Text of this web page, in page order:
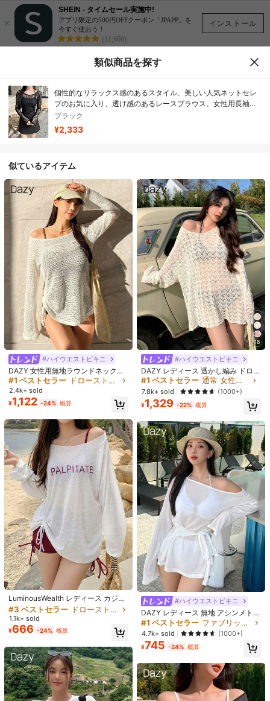
インストール
×
SHEIN - タイムセール実施中!
アプリ限定の500円OFFクーポン「JPAPP」を
今すぐ使おう！
(11,600)
¥ 2,333 -62% ¥6,221 残り2日
期間限定値下げ
個性的なリラックス感のあるスタイル、美しい人気ネットセレブ
のお気に入り、透け感のあるレースブラウス、女性用長袖夏
物2026年新作、薄手のピュアセクシー日焼け止めカバーアッ
プトップス（ストラップは含まれません）
サイズ
S L
サイズガイド
お探しのサイズがありませんか？ 教えてください
お届け先 Japan
送料無料
お届け予定日:8月13日
返品無料
安全な支払い · プライバシー保護
類似商品を探す
個性的なリラックス感のあるスタイル、美しい人気ネットセレ
ブのお気に入り、透け感のあるレースブラウス、女性用長袖夏
物2026年新作、薄手のピュアセクシー日焼け止めカバーアップ
トップス（ストラップは含まれません）
ブラック
¥2,333
似ているアイテム
#ハイウエストビキニ
DAZY 女性用無地ラウンドネック長
袖カジュアルカバーアップトップ、
バカンス、夏のビーチにも適してい
ます
#1 ベストセラー ドローストリング 女性用のカバーアップ
売り切れ間近！
#1 ベストセラー ドローストリング 女性用のカバーアップ
売り切れ間近！
#1 ベストセラー ドローストリング 女性用のカバーアップ
売り切れ間近！
#1 ベストセラー ドローストリング 女性用のカバーアップ
2.4k+ sold
¥1,122 -24% 概算
LuminousWealth レディース カジュ
アル 長袖シャツ ドローストリング付
き、夏ビーチトップ、バケーション
必需品
#3 ベストセラー ドローストリング 女性用のカバーアップ
売り切れ間近！
#3 ベストセラー
売り切れ間近！
#3 ベストセラー
売り切れ間近！
#3 ベストセラー ドローストリング 女性用のカバーアップ
1.1k+ sold
¥666 -24% 概算
18
#ハイウエストビキニ
DAZY レディース 透かし編み ドロッ
プショルダー カバーアップ 夏 シア
ー バケーション ビーチ
#1 ベストセラー 通常 女性用のカバーアップ
7.8k+ sold (1000+)
¥1,329 -22% 概算
#ハイウエストビキニ
DAZY レディース 無地 アシンメトリ
ーネック 長袖 カジュアル シアー カ
バーアップ バケーション ビーチ
#1 ベストセラー ファブリック 女性用ビーチウェア
売り切れ間近！
#1 ベストセラー ファブリック 女性用ビーチウェア
売り切れ間近！
#1 ベストセラー ファブリック 女性用ビーチウェア
売り切れ間近！
#1 ベストセラー ファブリック 女性用ビーチウェア
4.7k+ sold (1000+)
¥745 -24% 概算